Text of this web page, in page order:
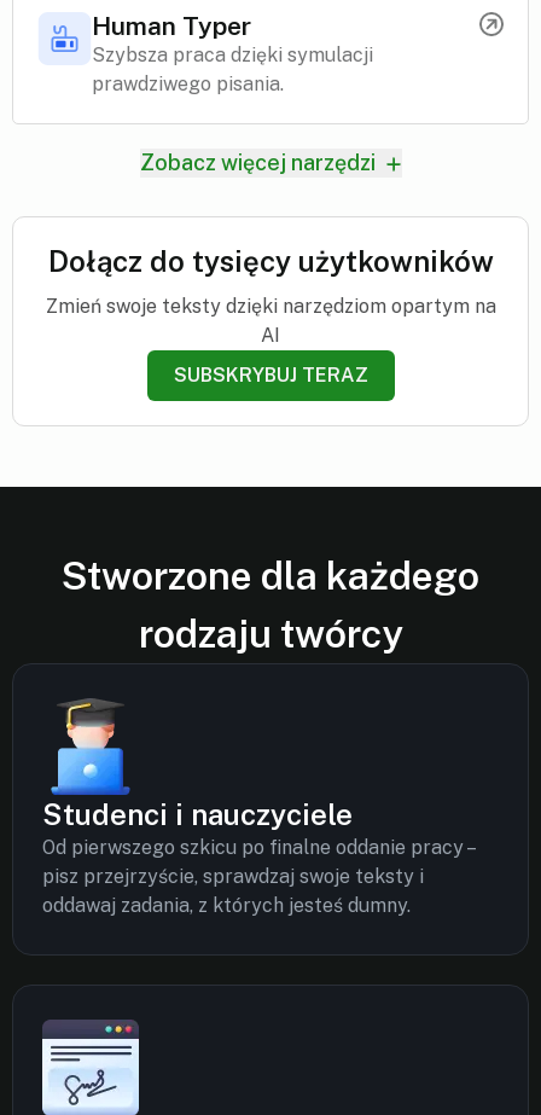
Human Typer
Szybsza praca dzięki symulacji
prawdziwego pisania.
Zobacz więcej narzędzi
Dołącz do tysięcy użytkowników
Zmień swoje teksty dzięki narzędziom opartym na
AI
SUBSKRYBUJ TERAZ
Stworzone dla każdego
rodzaju twórcy
Studenci i nauczyciele
Od pierwszego szkicu po finalne oddanie pracy –
pisz przejrzyście, sprawdzaj swoje teksty i
oddawaj zadania, z których jesteś dumny.